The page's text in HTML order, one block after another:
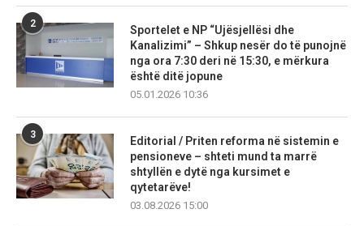
2
Sportelet e NP “Ujësjellësi dhe
Kanalizimi” – Shkup nesër do të punojnë
nga ora 7:30 deri në 15:30, e mërkura
është ditë jopune
05.01.2026 10:36
3
Editorial / Priten reforma në sistemin e
pensioneve – shteti mund ta marrë
shtyllën e dytë nga kursimet e
qytetarëve!
03.08.2026 15:00